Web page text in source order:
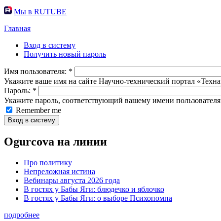
Мы в RUTUBE
Главная
Вход в систему
Получить новый пароль
Имя пользователя: *
Укажите ваше имя на сайте Научно-технический портал
Пароль: *
Укажите пароль, соответствующий вашему имени
Remember me
Ogurcova на линии
Про политику
Непреложная истина
Вебинары августа 2026 года
В гостях у Бабы Яги: блюдечко и яблочко
В гостях у Бабы Яги: о выборе Психопомпа
подробнее